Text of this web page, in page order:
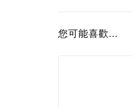
您可能喜歡...